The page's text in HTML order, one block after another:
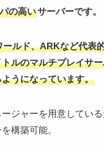
の高いサーバーです。
ールド、ARKなど代表
ルのマルチプレイサ
うになっています。
ジャーを用意してい
構築可能。